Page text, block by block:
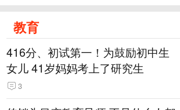
教育
416分、初试第一！为鼓励初中生
女儿 41岁妈妈考上了研究生
3